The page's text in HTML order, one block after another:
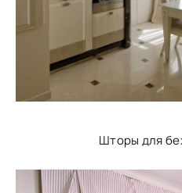
Шторы для